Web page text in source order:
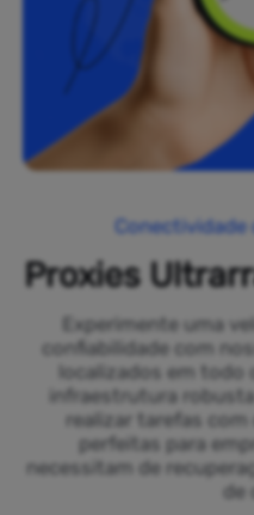
Proxies
Experimente uma
confiabilidade com
localizados em todo
infraestrutura
realizar tarefas
perfeitas para
necessitam de
de